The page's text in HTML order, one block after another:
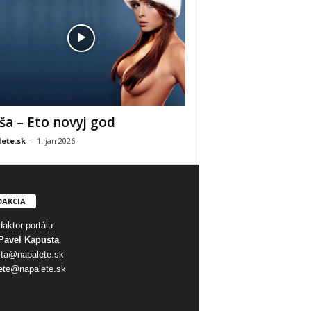
– Eto novyj god
- 1. jan 2026
portálu:
Kapusta